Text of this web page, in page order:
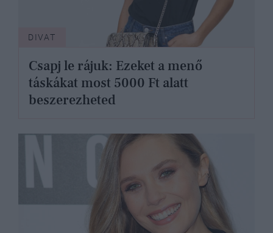
DIVAT
Csapj le rájuk: Ezeket a menő
táskákat most 5000 Ft alatt
beszerezheted